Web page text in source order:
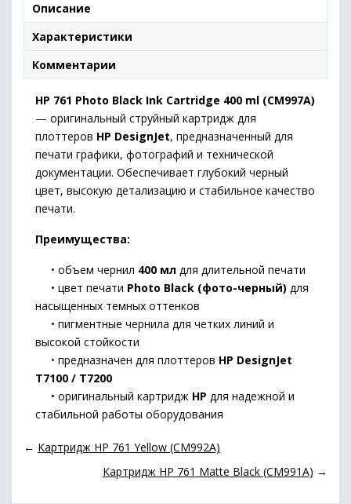
Описание
Характеристики
Комментарии
HP 761 Photo Black Ink Cartridge 400 ml (CM997A)
— оригинальный струйный картридж для
плоттеров HP DesignJet, предназначенный для
печати графики, фотографий и технической
документации. Обеспечивает глубокий черный
цвет, высокую детализацию и стабильное качество
печати.
Преимущества:
• объем чернил 400 мл для длительной печати
• цвет печати Photo Black (фото-черный) для
насыщенных темных оттенков
• пигментные чернила для четких линий и
высокой стойкости
• предназначен для плоттеров HP DesignJet
T7100 / T7200
• оригинальный картридж HP для надежной и
стабильной работы оборудования
← Картридж HP 761 Yellow (CM992A)
Картридж HP 761 Matte Black (CM991A) →